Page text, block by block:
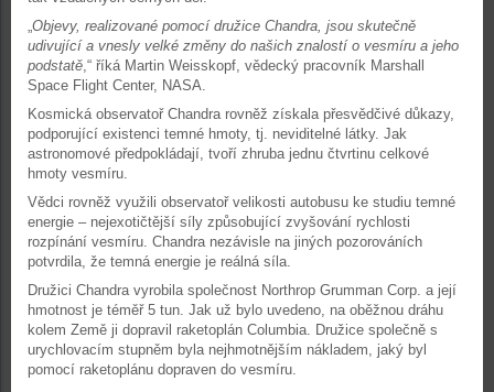
„Objevy, realizované pomocí družice Chandra, jsou skutečně
udivující a vnesly velké změny do našich znalostí o vesmíru a jeho
podstatě,“ říká Martin Weisskopf, vědecký pracovník Marshall
Space Flight Center, NASA.
Kosmická observatoř Chandra rovněž získala přesvědčivé důkazy,
podporující existenci temné hmoty, tj. neviditelné látky. Jak
astronomové předpokládají, tvoří zhruba jednu čtvrtinu celkové
hmoty vesmíru.
Vědci rovněž využili observatoř velikosti autobusu ke studiu temné
energie – nejexotičtější síly způsobující zvyšování rychlosti
rozpínání vesmíru. Chandra nezávisle na jiných pozorováních
potvrdila, že temná energie je reálná síla.
Družici Chandra vyrobila společnost Northrop Grumman Corp. a její
hmotnost je téměř 5 tun. Jak už bylo uvedeno, na oběžnou dráhu
kolem Země ji dopravil raketoplán Columbia. Družice společně s
urychlovacím stupněm byla nejhmotnějším nákladem, jaký byl
pomocí raketoplánu dopraven do vesmíru.